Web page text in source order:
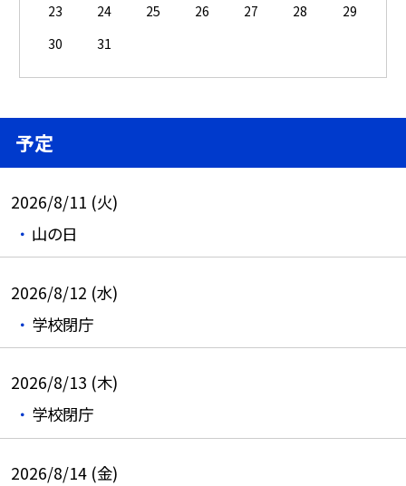
23
24 25 26 27 28
29
30
31
予定
2026/8/11 (火)
山の日
2026/8/12 (水)
学校閉庁
2026/8/13 (木)
学校閉庁
2026/8/14 (金)